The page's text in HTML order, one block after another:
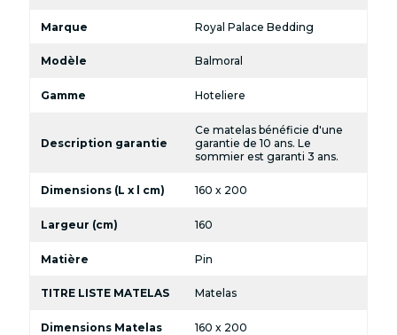
Marque Royal Palace Bedding
Modèle Balmoral
Gamme Hoteliere
Description garantie
Ce matelas bénéficie d'une
garantie de 10 ans. Le
sommier est garanti 3 ans.
Dimensions (L x l cm) 160 x 200
Largeur (cm) 160
Matière Pin
TITRE LISTE MATELAS Matelas
Dimensions Matelas 160 x 200